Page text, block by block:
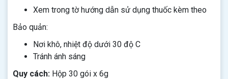
Xem trong tờ hướng dẫn sử dụng thuốc kèm theo
Bảo quản:
Nơi khô, nhiệt độ dưới 30 độ C
Tránh ánh sáng
Quy cách: Hộp 30 gói x 6g